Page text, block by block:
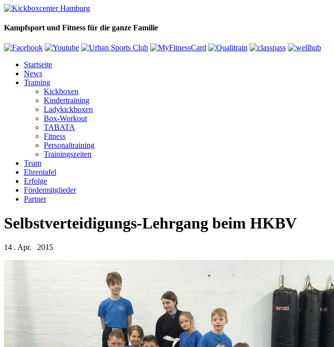
Kampfsport und Fitness für die ganze Familie
Startseite
News
Training
Kickboxen
Kindertraining
Ladykickboxen
Box-Workout
TABATA
Fitness
Personaltraining
Trainingszeiten
Team
Ehrentafel
Erfolge
Fördermitglieder
Partner
Selbstverteidigungs-Lehrgang beim HKBV
14 . Apr. 2015